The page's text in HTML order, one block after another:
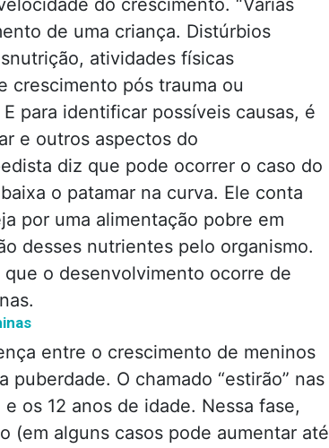
do crescimento. “Várias
de uma criança. Distúrbios
atividades físicas
crescimento pós trauma ou
para identificar possíveis causas, é
e outros aspectos do
diz que pode ocorrer o caso do
o patamar na curva. Ele conta
por uma alimentação pobre em
desses nutrientes pelo organismo.
o desenvolvimento ocorre de
entre o crescimento de meninos
O chamado “estirão” nas
os 12 anos de idade. Nessa fase,
(em alguns casos pode aumentar até